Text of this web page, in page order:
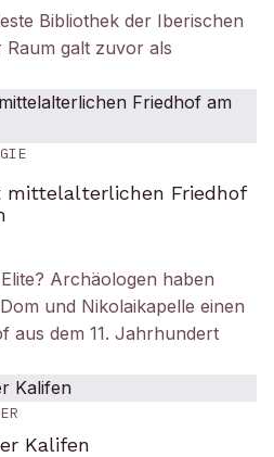
Bibliothek der Iberischen
galt zuvor als
Friedhof
Archäologen haben
und Nikolaikapelle einen
aus dem 11. Jahrhundert
Kalifen